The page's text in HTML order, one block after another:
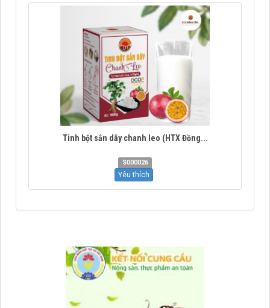
Tinh bột sắn dây chanh leo (HTX Đồng...
S000026
Yêu thích